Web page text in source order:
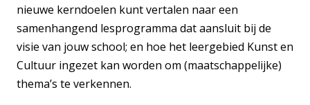
nieuwe kerndoelen kunt vertalen naar een
samenhangend lesprogramma dat aansluit bij de
visie van jouw school; en hoe het leergebied Kunst en
Cultuur ingezet kan worden om (maatschappelijke)
thema’s te verkennen.